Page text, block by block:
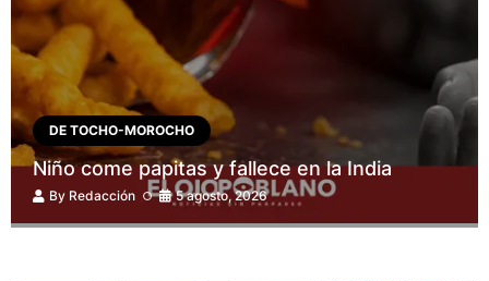
DE TOCHO-MOROCHO
Niño come papitas y fallece en la India
By Redacción 5 agosto, 2026